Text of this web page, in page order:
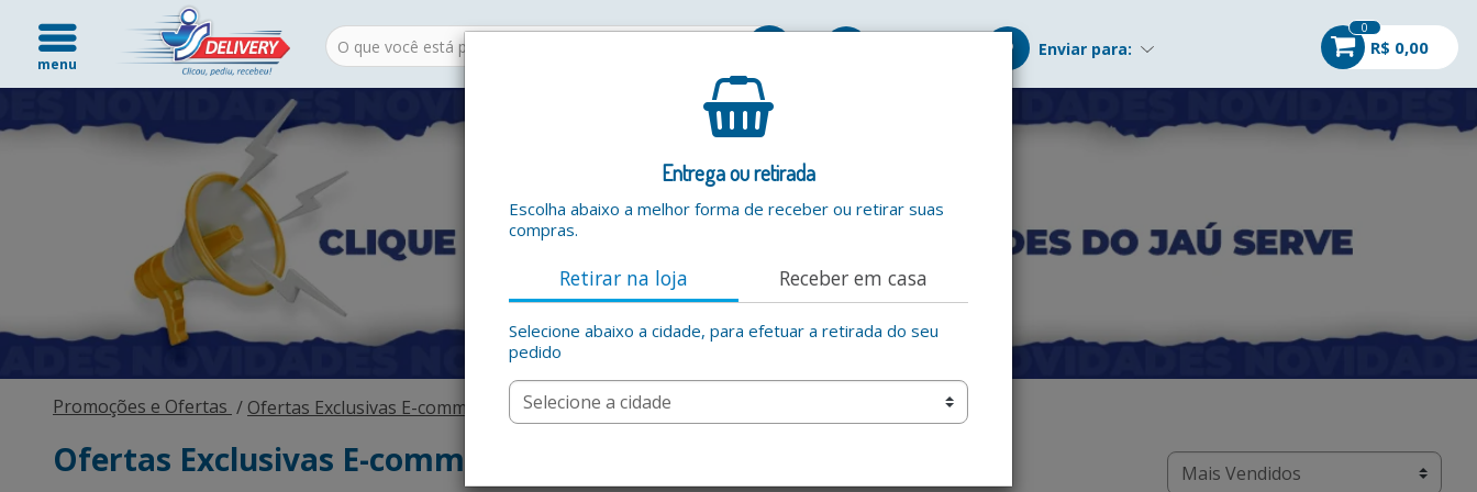
menu
Enviar para:
0
R$ 0,00
Entrega ou retirada
Escolha abaixo a melhor forma de receber ou retirar suas
compras.
Retirar na loja Receber em casa
Selecione abaixo a cidade, para efetuar a retirada do seu
pedido
Promoções e Ofertas Ofertas Exclusivas E-commerce
Ofertas Exclusivas E-commerce